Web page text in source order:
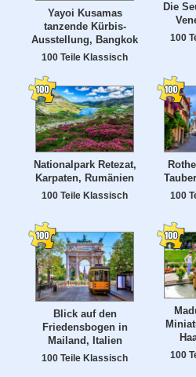
Yayoi Kusamas
tanzende Kürbis-
Ausstellung, Bangkok
100 Teile Klassisch
Die
100
Nationalpark Retezat,
Karpaten, Rumänien
100 Teile Klassisch 100
Blick auf den
Friedensbogen in
Mailand, Italien
100 Teile Klassisch 100